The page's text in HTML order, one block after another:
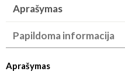
Aprašymas
Papildoma informacija
Aprašymas